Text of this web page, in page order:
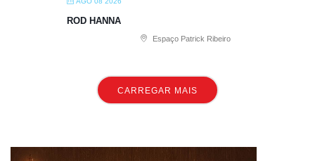
ROD HANNA
Espaço Patrick Ribeiro
CARREGAR MAIS